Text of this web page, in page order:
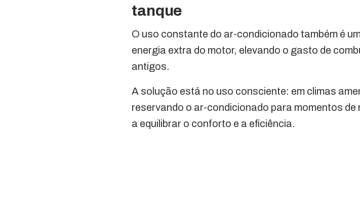
tanque
O uso constante do ar-condicionado também é
energia extra do motor, elevando o gasto de
antigos.
A solução está no uso consciente: em climas
reservando o ar-condicionado para momentos
a equilibrar o conforto e a eficiência.